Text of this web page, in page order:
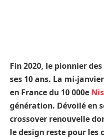
Fin 2020, le pionnier
ses 10 ans. La mi-
en France du 10 000e
génération. Dévoilé en
crossover renouvelle
le design reste pour